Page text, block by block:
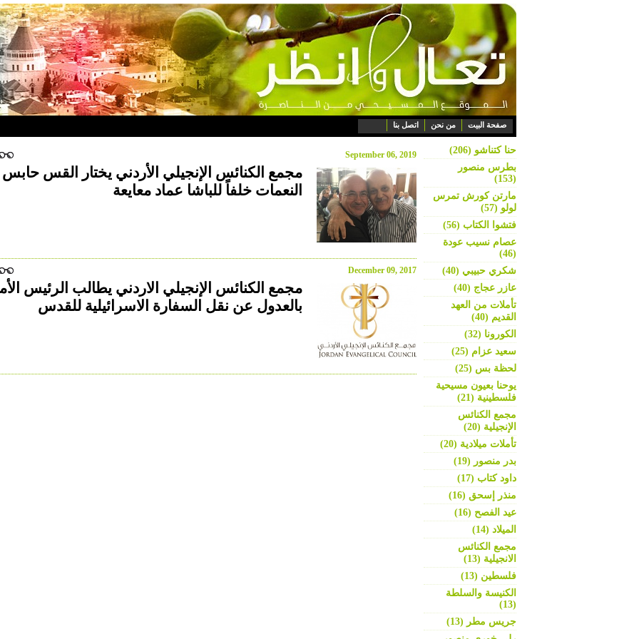
صفحة البيت من نحن اتصل بنا
حنا كتناشو (206)
بطرس منصور
(153)
مارتن كورش تمرس
لولو (57)
فتشوا الكتاب (56)
عصام نسيب عودة
(46)
شكري حبيبي (40)
عازر عجاج (40)
تأملات من العهد
القديم (40)
الكورونا (32)
سعيد عزام (25)
لحظة بس (25)
يوحنا بعيون مسيحية
فلسطينية (21)
مجمع الكنائس
الإنجيلية (20)
تأملات ميلادية (20)
بدر منصور (19)
داود كتاب (17)
منذر إسحق (16)
عيد الفصح (16)
الميلاد (14)
مجمع الكنائس
الانجيلية (13)
فلسطين (13)
الكنيسة والسلطة
(13)
جريس مطر (13)
September 06, 2019
مجمع الكنائس الإنجيلي الأردني يختار القس حابس
النعمات خلفاً للباشا عماد معايعة
December 09, 2017
مجمع الكنائس الإنجيلي الاردني يطالب الرئيس
بالعدول عن نقل السفارة الاسرائيلية للقدس